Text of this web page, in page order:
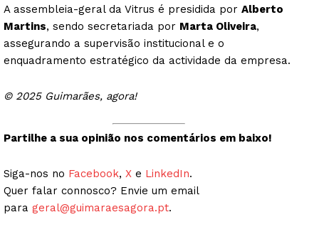
A assembleia-geral da Vitrus é presidida por Alberto
Martins, sendo secretariada por Marta Oliveira,
assegurando a supervisão institucional e o
enquadramento estratégico da actividade da empresa.
© 2025 Guimarães, agora!
Partilhe a sua opinião nos comentários em baixo!
Siga-nos no Facebook, X e LinkedIn.
Quer falar connosco? Envie um email
para geral@guimaraesagora.pt.